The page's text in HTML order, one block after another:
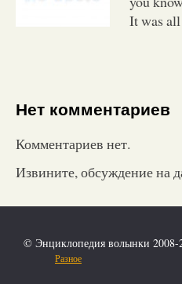
It was
Нет комментариев
Комментариев нет.
Извините, обсуждение на
© Энциклопедия волынки
Разное